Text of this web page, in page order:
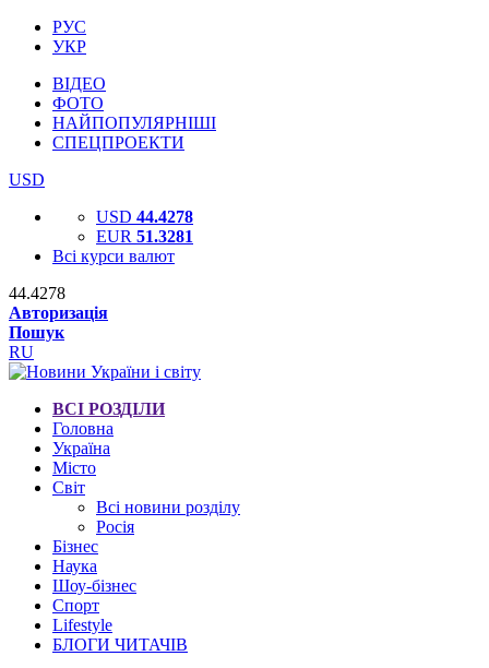
РУС
УКР
ВІДЕО
ФОТО
НАЙПОПУЛЯРНІШІ
СПЕЦПРОЕКТИ
USD
USD 44.4278
EUR 51.3281
Всі курси валют
44.4278
Авторизація
Пошук
RU
ВСІ РОЗДІЛИ
Головна
Україна
Місто
Світ
Всі новини розділу
Росія
Бізнес
Наука
Шоу-бізнес
Спорт
Lifestyle
БЛОГИ ЧИТАЧІВ